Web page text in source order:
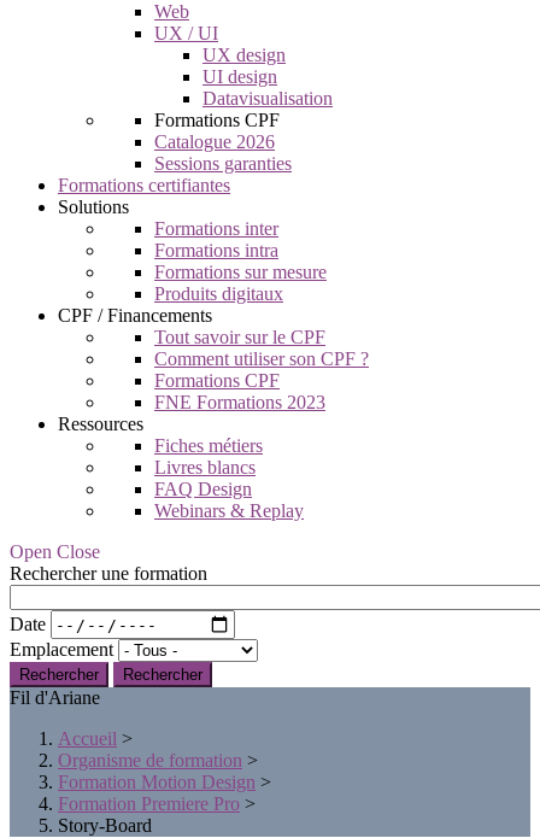
Web
UX / UI
UX design
UI design
Datavisualisation
Formations CPF
Catalogue 2026
Sessions garanties
Formations certifiantes
Solutions
Formations inter
Formations intra
Formations sur mesure
Produits digitaux
CPF / Financements
Tout savoir sur le CPF
Comment utiliser son CPF ?
Formations CPF
FNE Formations 2023
Ressources
Fiches métiers
Livres blancs
FAQ Design
Webinars & Replay
Open Close
Rechercher une formation
Date
Emplacement
Rechercher
Fil d'Ariane
Accueil >
Organisme de formation >
Formation Motion Design >
Formation Premiere Pro >
Story-Board